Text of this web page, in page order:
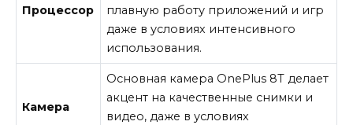
Процессор
плавную работу приложений и игр
даже в условиях интенсивного
использования.
Камера
Основная камера OnePlus 8T делает
акцент на качественные снимки и
видео, даже в условиях